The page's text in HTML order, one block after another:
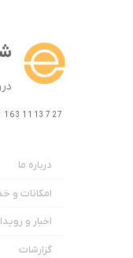
1631113727
درباره ما
امکانات و
اخبار و
گزارشات